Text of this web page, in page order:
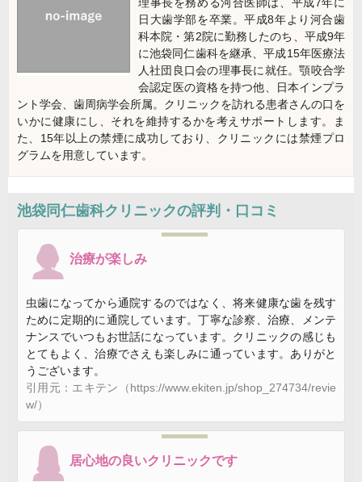
日大歯学部を卒業。平成8年より河合歯
科本院・第2院に勤務したのち、平成9年
に池袋同仁歯科を継承、平成15年医療法
人社団良口会の理事長に就任。顎咬合学
会認定医の資格を持つ他、日本インプラ
ント学会、歯周病学会所属。クリニックを訪れる患者さんの口を
いかに健康にし、それを維持するかを考えサポートします。ま
た、15年以上の禁煙に成功しており、クリニックには禁煙プロ
グラムを用意しています。
池袋同仁歯科クリニックの評判・口コミ
治療が楽しみ
虫歯になってから通院するのではなく、将来健康な歯を残す
ために定期的に通院しています。丁寧な診察、治療、メンテ
ナンスでいつもお世話になっています。クリニックの感じも
とてもよく、治療でさえも楽しみに通っています。ありがと
うございます。
引用元：エキテン（https://www.ekiten.jp/shop_274734/revie
w/）
居心地の良いクリニックです